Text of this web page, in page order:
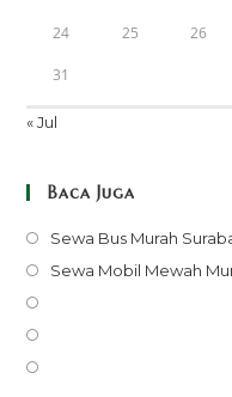
24 25 26
31
« Jul
Baca Juga
Sewa Bus Murah
Sewa Mobil Mewah